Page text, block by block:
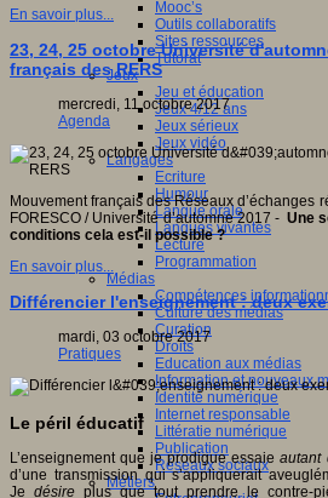
Mooc’s
Outils collaboratifs
Sites ressources
Tutorat
Jeux
Jeu et éducation
Jeux 4/12 ans
Jeux sérieux
Jeux vidéo
Langages
Ecriture
Humour
Langue orale
Langues vivantes
Lecture
Programmation
Médias
Compétences
Culture des médias
Curation
Droits
Education aux médias
Information et nouveaux
Identité numérique
Internet responsable
Littératie numérique
Publication
Réseaux sociaux
Métiers
En savoir plus...
23, 24, 25 octobre Université
français des RERS
mercredi, 11 octobre 2017
Agenda
Mouvement français des Réseaux d’échanges
FORESCO / Université d’automne 2017 - Une
conditions cela est-il possible ?
En savoir plus...
Différencier l'enseignement : deux
mardi, 03 octobre 2017
Pratiques
Le péril éducatif
L’enseignement que je prodigue essaieautant
d’une transmission qui s’appliquerait
Je désire plus que tout prendre le contre-